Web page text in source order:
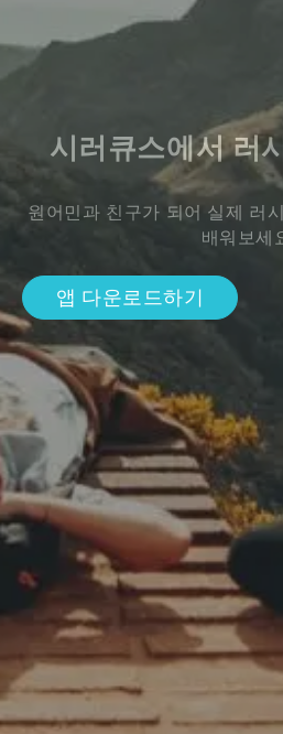
시러큐스에서 러
원어민과 친구가 되어 실제 러
배워보세
앱 다운로드하기